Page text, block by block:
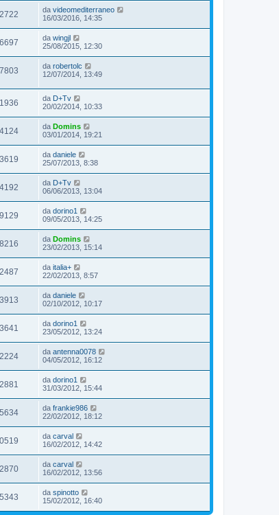
da videomediterraneo
16/03/2016, 14:35
da wingjl
25/08/2015, 12:30
da robertolc
12/07/2014, 13:49
da D+Tv
20/02/2014, 10:33
da Domins
03/01/2014, 19:21
da daniele
25/07/2013, 8:38
da D+Tv
06/06/2013, 13:04
da dorino1
09/05/2013, 14:25
da Domins
23/02/2013, 15:14
da italia+
22/02/2013, 8:57
da daniele
02/10/2012, 10:17
da dorino1
23/05/2012, 13:24
da antenna0078
04/05/2012, 16:12
da dorino1
31/03/2012, 15:44
da frankie986
22/02/2012, 18:12
da carval
16/02/2012, 14:42
da carval
16/02/2012, 13:56
da spinotto
15/02/2012, 16:40